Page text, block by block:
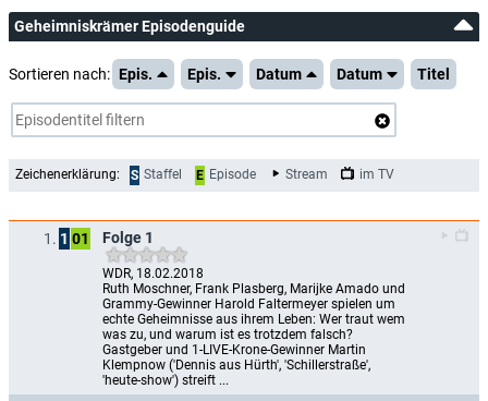
Geheimniskrämer Episodenguide
Sortieren nach: Epis. Epis. Datum Datum Titel
Zeichenerklärung: S Staffel E Episode Stream im TV
1. 1 01 Folge 1
WDR, 18.02.2018
Ruth Moschner, Frank Plasberg, Marijke Amado und
Grammy-Gewinner Harold Faltermeyer spielen um
echte Geheimnisse aus ihrem Leben: Wer traut wem
was zu, und warum ist es trotzdem falsch?
Gastgeber und 1-LIVE-Krone-Gewinner Martin
Klempnow ('Dennis aus Hürth', 'Schillerstraße',
'heute-show') streift ...